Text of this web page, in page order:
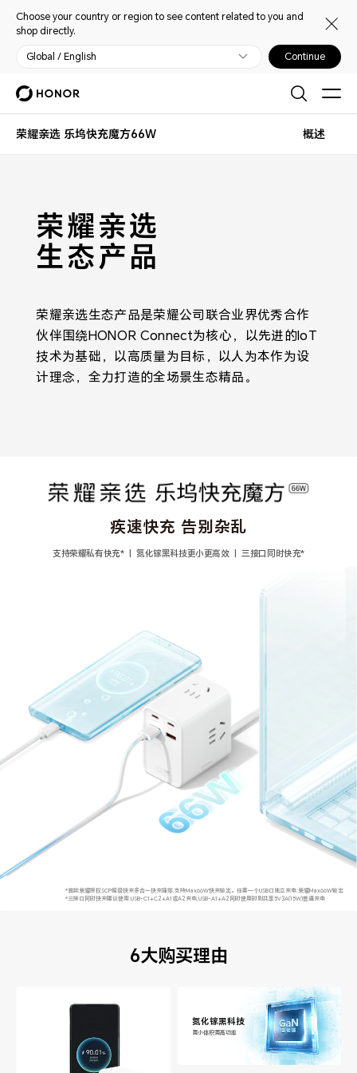
Choose your country or region to see content related to you and
shop directly.
Global / English Continue
荣耀亲选 乐坞快充魔方66W 概述
荣耀亲选
生态产品
荣耀亲选生态产品是荣耀公司联合业界优秀合作
伙伴围绕HONOR Connect为核心，以先进的IoT
技术为基础，以高质量为目标，以人为本作为设
计理念，全力打造的全场景生态精品。
疾速快充 告别杂乱
支持荣耀私有快充* 丨 氮化镓黑科技更小更高效 丨 三接口同时快充*
*首款荣耀授权SCP超级快充多合一快充插排,支持Max66W快充输出。任意一个USB口独立充电:荣耀Max66W输出
*三接口同时快充建议使用:USB-C1+C2+A1或A2充电,USB-A1+A2同时使用时则共享5V3A(15W)普通充电
6大购买理由
氮化镓黑科技
更小体积更高功率